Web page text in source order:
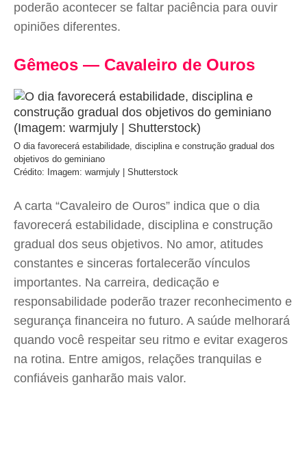
poderão acontecer se faltar paciência para ouvir
opiniões diferentes.
Gêmeos — Cavaleiro de Ouros
O dia favorecerá estabilidade, disciplina e construção gradual dos
objetivos do geminiano
Crédito: Imagem: warmjuly | Shutterstock
A carta “Cavaleiro de Ouros” indica que o dia
favorecerá estabilidade, disciplina e construção
gradual dos seus objetivos. No amor, atitudes
constantes e sinceras fortalecerão vínculos
importantes. Na carreira, dedicação e
responsabilidade poderão trazer reconhecimento e
segurança financeira no futuro. A saúde melhorará
quando você respeitar seu ritmo e evitar exageros
na rotina. Entre amigos, relações tranquilas e
confiáveis ganharão mais valor.